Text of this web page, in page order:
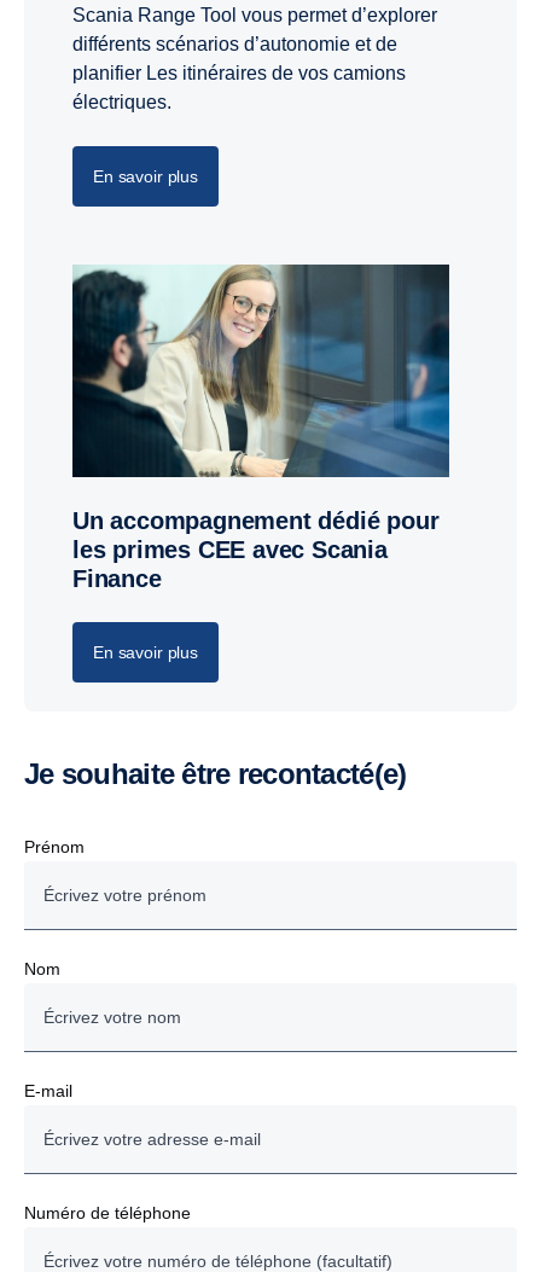
Scania Range Tool vous permet d’explorer
différents scénarios d’autonomie et de
planifier Les itinéraires de vos camions
électriques.
En savoir plus
Un accompagnement dédié pour
les primes CEE avec Scania
Finance
En savoir plus
Je souhaite être recontacté(e)
Prénom
Nom
E-mail
Numéro de téléphone